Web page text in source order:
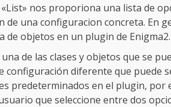
«List» nos proporiona una lista de
de una configuracion concreta. En
de objetos en un plugin de Enigma2.
una de las clases y objetos que se
configuración diferente que puede
predeterminados en el plugin, por
que seleccione entre dos